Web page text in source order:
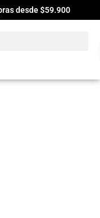
desde $59.900